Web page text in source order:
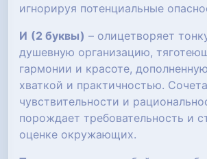
игнорируя потенциальные
И (2 буквы) – олицетворяет
душевную организацию,
гармонии и красоте,
хваткой и практичностью.
чувствительности и
порождает требовательность и
оценке окружающих.